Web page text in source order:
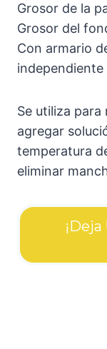
Grosor de la
Grosor del
Con armario
independiente
Se utiliza para
agregar
temperatura
eliminar